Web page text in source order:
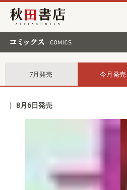
秋田書店
7月発売 今月発売
8月6日発売